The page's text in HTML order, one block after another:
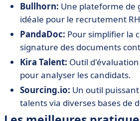
Bullhorn: Une plateforme de
idéale pour le recrutement
PandaDoc: Pour simplifier la
signature des documents
Kira Talent: Outil
pour analyser les candidats.
Sourcing.io: Un outil
talents via diverses bases de